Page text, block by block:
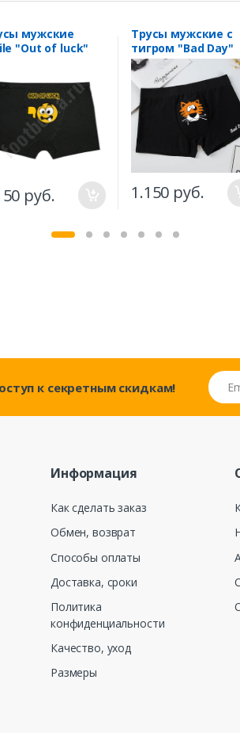
мужские
"Out of luck"
руб.
Трусы мужские с
тигром "Bad Day"
1.150 руб.
к секретным скидкам!
Email
Информация
Как сделать заказ
Обмен, возврат
Способы оплаты
Доставка, сроки
Политика
конфиденциальности
Качество, уход
Размеры